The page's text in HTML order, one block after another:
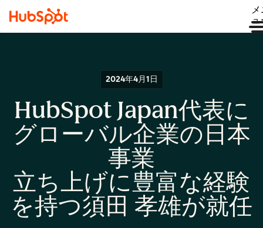
ュ
2024年4月1日
HubSpot Japan代表に
グローバル企業の日本
事業
立ち上げに豊富な経験
を持つ須田 孝雄が就任